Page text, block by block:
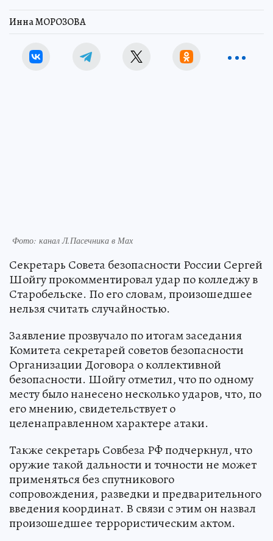
Инна МОРОЗОВА
Фото: канал Л.Пасечника в Мах
Секретарь Совета безопасности России Сергей
Шойгу прокомментировал удар по колледжу в
Старобельске. По его словам, произошедшее
нельзя считать случайностью.
Заявление прозвучало по итогам заседания
Комитета секретарей советов безопасности
Организации Договора о коллективной
безопасности. Шойгу отметил, что по одному
месту было нанесено несколько ударов, что, по
его мнению, свидетельствует о
целенаправленном характере атаки.
Также секретарь Совбеза РФ подчеркнул, что
оружие такой дальности и точности не может
применяться без спутникового
сопровождения, разведки и предварительного
введения координат. В связи с этим он назвал
произошедшее террористическим актом.